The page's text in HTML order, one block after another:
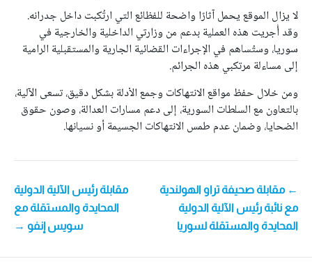
لا يزال الموقع يحمل آثارًا واضحة للفظائع التي ارتُكبت داخل جدرانه.
وقد أُجريت هذه العملية بدعم من وزارتي الداخلية والخارجية في
سوريا، وستُساهم في الإجراءات القضائية الجارية والمستقبلية الرامية
إلى مساءلة مرتكبي هذه الجرائم.
ومن خلال حفظ مواقع الانتهاكات وجمع الأدلة بشكل دقيق، تسعى الآلية،
بالتعاون مع السلطات السورية، إلى دعم مسارات العدالة، وصون حقوق
الضحايا، وضمان عدم طمس الانتهاكات الجسيمة أو نسيانها.
POST
NAVIGATION
← مقابلة صحيفة تراو الهولندية
مع نائبة رئيس الآلية الدولية
المحايدة والمستقلة لسوريا
مقابلة رئيس الآلية الدولية
المحايدة والمستقلة مع
سويس إنفو →